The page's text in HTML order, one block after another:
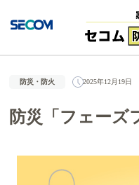
防災・防火 2025年12月19日
防災「フェーズ